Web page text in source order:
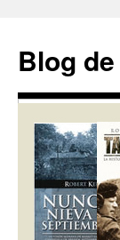
contenido
Blog